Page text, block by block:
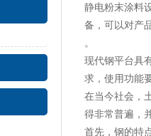
静电粉末涂料
备，可以对产
。
现代钢平台具
求，使用功能
在当今社会，
得非常普遍，
首先，钢的特